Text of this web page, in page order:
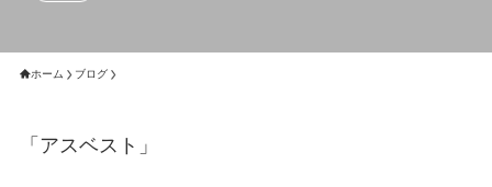
ホーム ブログ
「アスベスト」